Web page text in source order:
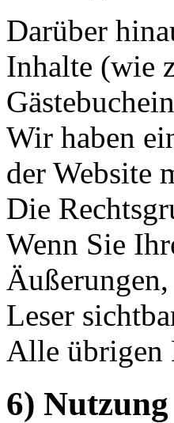
Darüber
Inhalte (wie
Wir haben
der Website
Die
Wenn Sie
Leser
Alle übrigen
6)